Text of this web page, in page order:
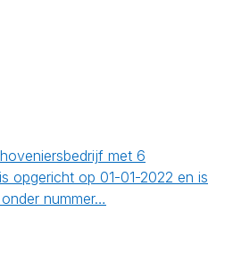
met 6
opgericht op 01-01-2022 en is
nummer…